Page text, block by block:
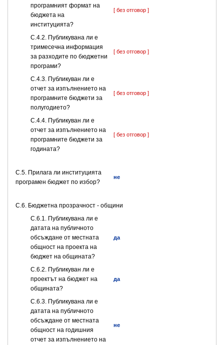
програмният формат на
бюджета на
институцията?
[ без отговор ]
С.4.2. Публикувана ли е
тримесечна информация
за разходите по бюджетни
програми?
[ без отговор ]
С.4.3. Публикуван ли е
отчет за изпълнението на
програмните бюджети за
полугодието?
[ без отговор ]
С.4.4. Публикуван ли е
отчет за изпълнението на
програмните бюджети за
годината?
[ без отговор ]
С.5. Прилага ли институцията
програмен бюджет по избор?
не
C.6. Бюджетна прозрачност - общини
С.6.1. Публикувана ли е
датата на публичното
обсъждане от местната
общност на проекта на
бюджет на общината?
да
С.6.2. Публикуван ли е
проектът на бюджет на
общината?
да
С.6.3. Публикувана ли е
датата на публичното
обсъждане от местната
общност на годишния
отчет за изпълнението на
не